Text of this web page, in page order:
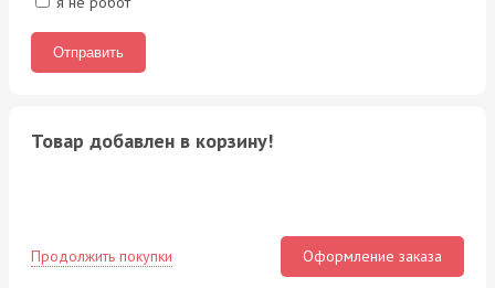
Товар добавлен в корзину!
Продолжить покупки Оформление заказа